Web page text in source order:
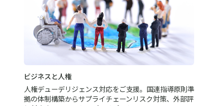
ビジネスと人権
人権デューデリジェンス対応をご支援。国連指導原則準
拠の体制構築からサプライチェーンリスク対策、外部評